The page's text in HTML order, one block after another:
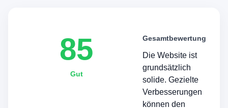
85
Gut
Gesamtbewertung
Die Website ist
grundsätzlich
solide. Gezielte
Verbesserungen
können den